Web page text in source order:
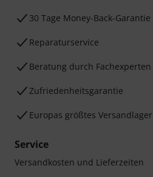
30 Tage Money-Back-Garantie
Reparaturservice
Beratung durch Fachexperten
Zufriedenheitsgarantie
Europas größtes Versandlager
Service
Versandkosten und Lieferzeiten